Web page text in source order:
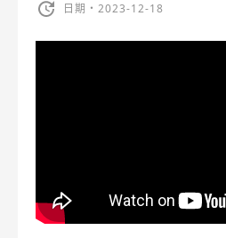
日期・2023-12-18